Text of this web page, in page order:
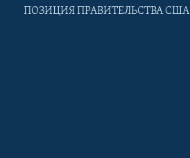
ПОЗИЦИЯ ПРАВИТЕЛЬСТВА США